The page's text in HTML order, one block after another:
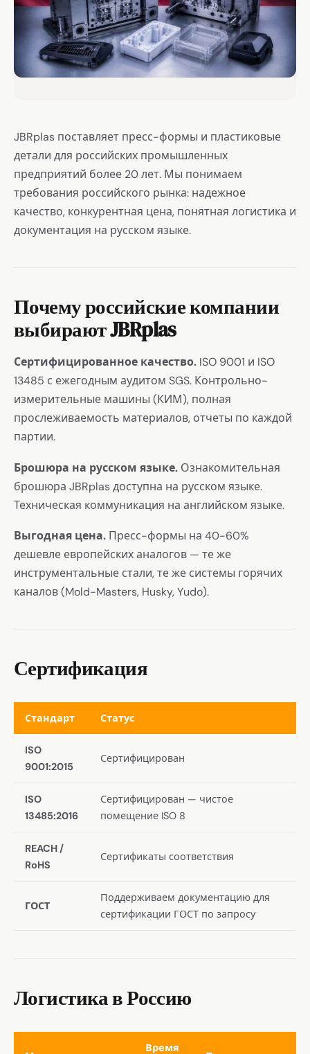
JBRplas поставляет пресс-формы и пластиковые
детали для российских промышленных
предприятий более 20 лет. Мы понимаем
требования российского рынка: надежное
качество, конкурентная цена, понятная логистика и
документация на русском языке.
Почему российские компании
выбирают JBRplas
Сертифицированное качество. ISO 9001 и ISO
13485 с ежегодным аудитом SGS. Контрольно-
измерительные машины (КИМ), полная
прослеживаемость материалов, отчеты по каждой
партии.
Брошюра на русском языке. Ознакомительная
брошюра JBRplas доступна на русском языке.
Техническая коммуникация на английском языке.
Выгодная цена. Пресс-формы на 40-60%
дешевле европейских аналогов — те же
инструментальные стали, те же системы горячих
каналов (Mold-Masters, Husky, Yudo).
Сертификация
Стандарт Статус
ISO
9001:2015
Сертифицирован
ISO
13485:2016
Сертифицирован — чистое
помещение ISO 8
REACH /
RoHS
Сертификаты соответствия
ГОСТ
Поддерживаем документацию для
сертификации ГОСТ по запросу
Логистика в Россию
Время